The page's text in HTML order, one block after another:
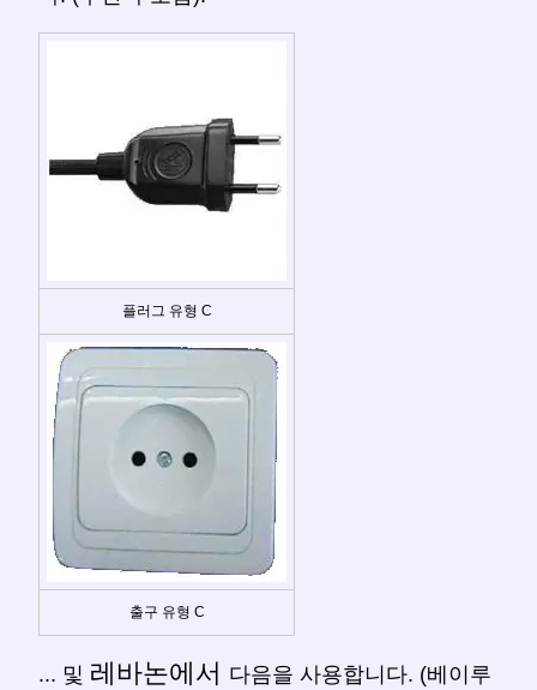
플러그 유형 C
출구 유형 C
... 및 레바논에서 다음을 사용합니다. (베이루